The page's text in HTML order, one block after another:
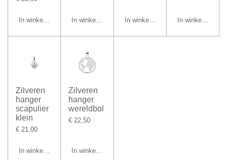
In winkelwagen In winkelwagen In winkelwagen In winkelwagen
Zilveren
hanger
scapulier
klein
€ 21,00
In winkelwagen
Zilveren
hanger
wereldbol
€ 22,50
In winkelwagen